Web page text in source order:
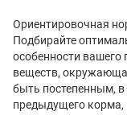
Ориентировочная
Подбирайте
особенности вашего
веществ,
быть постепенным, в
предыдущего корма,